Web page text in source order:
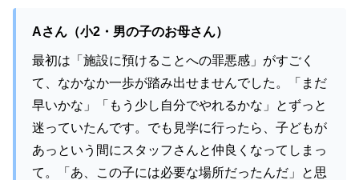
Aさん（小2・男の子のお母さん）
最初は「施設に預けることへの罪悪感」がすごく
て、なかなか一歩が踏み出せませんでした。「まだ
早いかな」「もう少し自分でやれるかな」とずっと
迷っていたんです。でも見学に行ったら、子どもが
あっという間にスタッフさんと仲良くなってしまっ
て。「あ、この子には必要な場所だったんだ」と思